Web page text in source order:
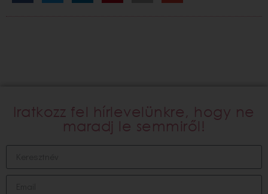
Iratkozz fel hírlevelünkre, hogy ne
maradj le semmiről!